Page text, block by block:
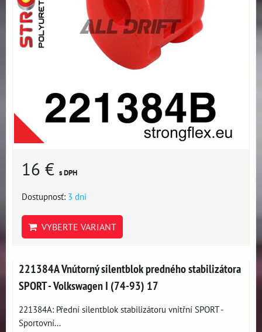
16 € s DPH
Dostupnosť: 3 dni
VYBERTE VARIANT
221384A Vnútorný silentblok predného stabilizátora
SPORT - Volkswagen I (74-93) 17
221384A: Přední silentblok stabilizátoru vnitřní SPORT -
Sportovní...